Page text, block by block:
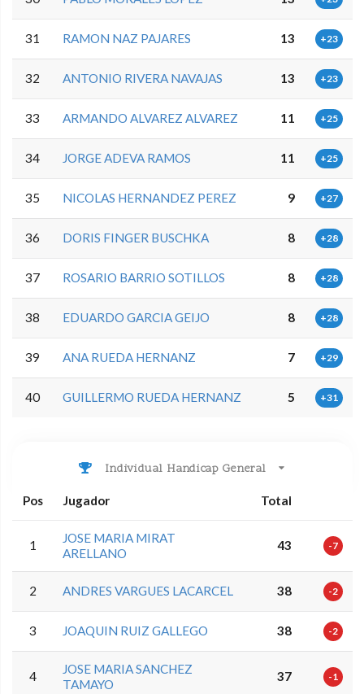
31 RAMON NAZ PAJARES 13 +23
32 ANTONIO RIVERA NAVAJAS 13 +23
33 ARMANDO ALVAREZ ALVAREZ 11 +25
34 JORGE ADEVA RAMOS 11 +25
35 NICOLAS HERNANDEZ PEREZ 9 +27
36 DORIS FINGER BUSCHKA 8 +28
37 ROSARIO BARRIO SOTILLOS 8 +28
38 EDUARDO GARCIA GEIJO 8 +28
39 ANA RUEDA HERNANZ 7 +29
40 GUILLERMO RUEDA HERNANZ 5 +31
Individual Handicap General
Pos Jugador Total
1
JOSE MARIA MIRAT
ARELLANO
43 -7
2 ANDRES VARGUES LACARCEL 38 -2
3 JOAQUIN RUIZ GALLEGO 38 -2
4
JOSE MARIA SANCHEZ
TAMAYO
37 -1